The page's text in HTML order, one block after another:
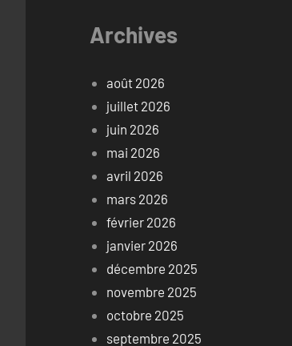
Archives
août 2026
juillet 2026
juin 2026
mai 2026
avril 2026
mars 2026
février 2026
janvier 2026
décembre 2025
novembre 2025
octobre 2025
septembre 2025